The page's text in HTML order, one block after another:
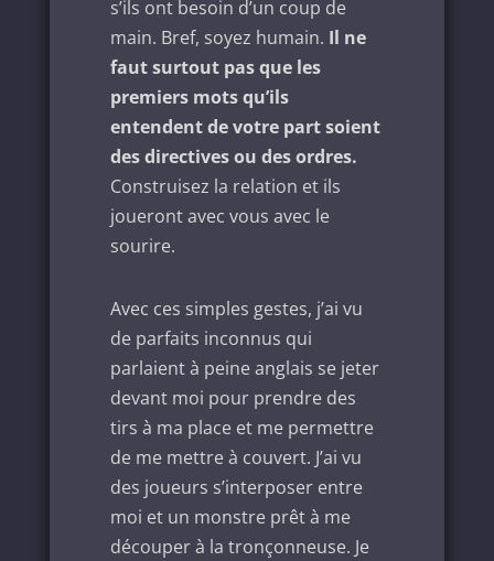
s’ils ont besoin d’un coup de
main. Bref, soyez humain. Il ne
faut surtout pas que les
premiers mots qu’ils
entendent de votre part soient
des directives ou des ordres.
Construisez la relation et ils
joueront avec vous avec le
sourire.
Avec ces simples gestes, j’ai vu
de parfaits inconnus qui
parlaient à peine anglais se jeter
devant moi pour prendre des
tirs à ma place et me permettre
de me mettre à couvert. J’ai vu
des joueurs s’interposer entre
moi et un monstre prêt à me
découper à la tronçonneuse. Je